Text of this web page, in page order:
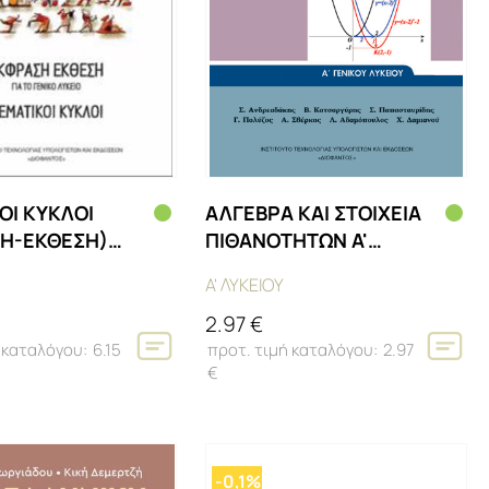
ΚΥΚΛΟΙ
ΕΚΘΕΣΗ)
6.15
ΑΛΓΕΒΡΑ ΚΑΙ ΣΤΟΙΧΕΙΑ
ΠΙΘΑΝΟΤΗΤΩΝ Α'
Α' ΛΥΚΕΙΟΥ
2.97 €
2.97
€
-0,1%